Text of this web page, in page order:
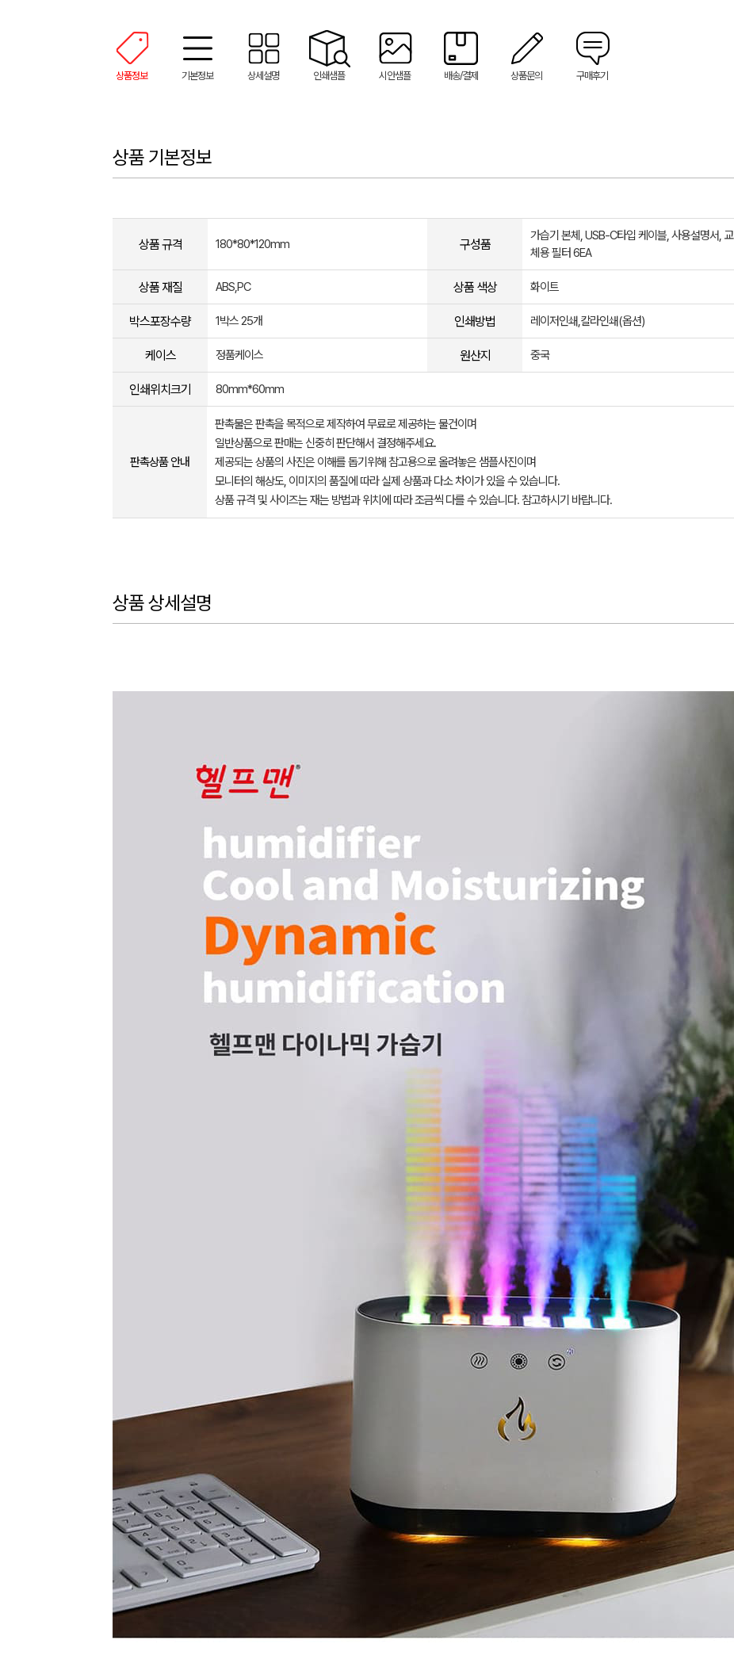
상품정보 기본정보 상세설명 인쇄샘플 시안샘플 배송/결제 상품문의 구매후기
상품 기본정보
상품 규격 180*80*120mm 구성품
가습기 본체, USB-C타입 케이블, 사용설명서, 교
체용 필터 6EA
상품 재질 ABS,PC 상품 색상 화이트
박스포장수량 1박스 25개 인쇄방법 레이저인쇄,칼라인쇄(옵션)
케이스 정품케이스 원산지 중국
인쇄위치크기 80mm*60mm
판촉상품 안내
판촉물은 판촉을 목적으로 제작하여 무료로 제공하는 물건이며
일반상품으로 판매는 신중히 판단해서 결정해주세요.
제공되는 상품의 사진은 이해를 돕기위해 참고용으로 올려놓은 샘플사진이며
모니터의 해상도, 이미지의 품질에 따라 실제 상품과 다소 차이가 있을 수 있습니다.
상품 규격 및 사이즈는 재는 방법과 위치에 따라 조금씩 다를 수 있습니다. 참고하시기 바랍니다.
상품 상세설명